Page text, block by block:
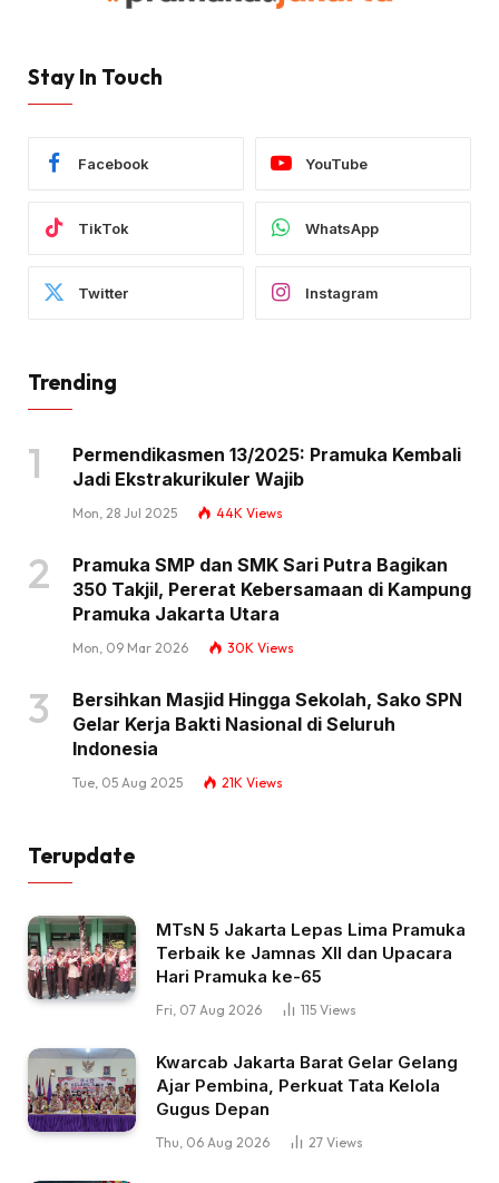
Stay In Touch
Facebook YouTube
TikTok WhatsApp
Twitter Instagram
Trending
Permendikasmen 13/2025: Pramuka Kembali
Jadi Ekstrakurikuler Wajib
Mon, 28 Jul 2025 44K Views
Pramuka SMP dan SMK Sari Putra Bagikan
350 Takjil, Pererat Kebersamaan di Kampung
Pramuka Jakarta Utara
Mon, 09 Mar 2026 30K Views
Bersihkan Masjid Hingga Sekolah, Sako SPN
Gelar Kerja Bakti Nasional di Seluruh
Indonesia
Tue, 05 Aug 2025 21K Views
Terupdate
MTsN 5 Jakarta Lepas Lima Pramuka
Terbaik ke Jamnas XII dan Upacara
Hari Pramuka ke-65
Fri, 07 Aug 2026 115 Views
Kwarcab Jakarta Barat Gelar Gelang
Ajar Pembina, Perkuat Tata Kelola
Gugus Depan
Thu, 06 Aug 2026 27 Views